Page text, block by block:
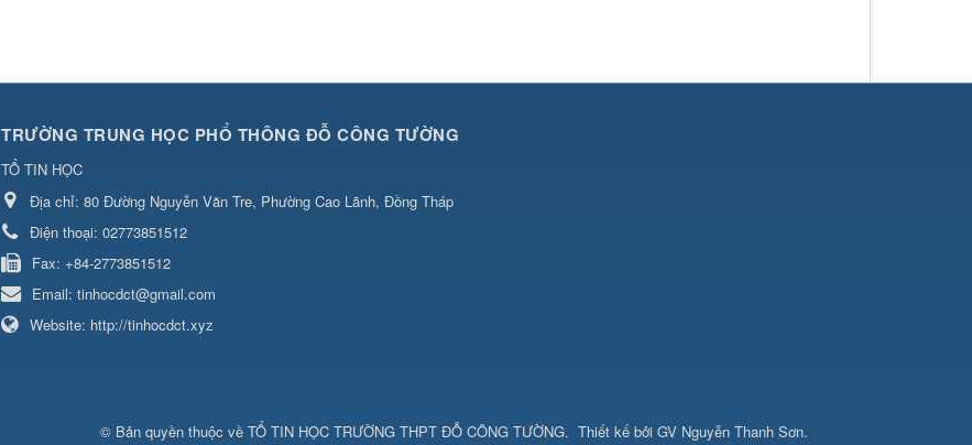
TRƯỜNG TRUNG HỌC PHỔ THÔNG ĐỖ CÔNG TƯỜNG
TỔ TIN HỌC
Địa chỉ: 80 Đường Nguyễn Văn Tre, Phường Cao Lãnh, Đồng Tháp
Điện thoại: 02773851512
Fax: +84-2773851512
Email: tinhocdct@gmail.com
Website: http://tinhocdct.xyz
© Bản quyền thuộc về TỔ TIN HỌC TRƯỜNG THPT ĐỖ CÔNG TƯỜNG. Thiết kế bởi GV Nguyễn Thanh Sơn.